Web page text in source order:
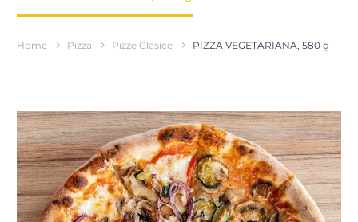
Home Pizza Pizze Clasice PIZZA VEGETARIANA, 580 g